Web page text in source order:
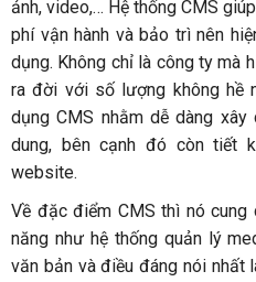
ảnh, video,… Hệ thống CMS
phí vận hành và bảo trì nên
dụng. Không chỉ là công ty mà
ra đời với số lượng không hề
dụng CMS nhằm dễ dàng
dung, bên cạnh đó còn tiết
website.
Về đặc điểm CMS thì nó
năng như hệ thống quản lý
văn bản và điều đáng nói nhất